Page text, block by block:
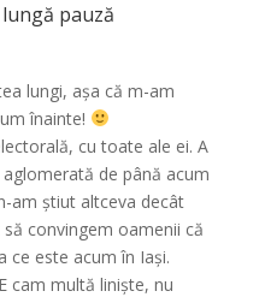
pauză
lungi, așa că m-am
înainte!
cu toate ale ei. A
de până acum
am știut altceva decât
convingem oamenii că
ce este acum în Iași.
cam multă liniște, nu